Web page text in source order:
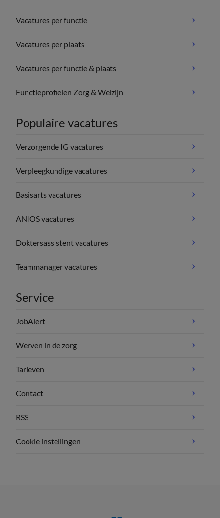
Vacatures per functie
Vacatures per plaats
Vacatures per functie & plaats
Functieprofielen Zorg & Welzijn
Populaire vacatures
Verzorgende IG vacatures
Verpleegkundige vacatures
Basisarts vacatures
ANIOS vacatures
Doktersassistent vacatures
Teammanager vacatures
Service
JobAlert
Werven in de zorg
Tarieven
Contact
RSS
Cookie instellingen